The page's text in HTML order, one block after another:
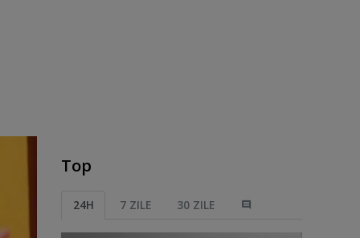
Top
24H 7 ZILE 30 ZILE